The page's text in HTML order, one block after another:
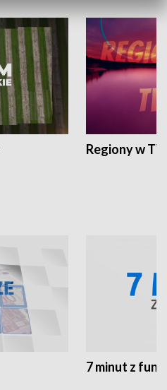
Regiony w
7 minut z